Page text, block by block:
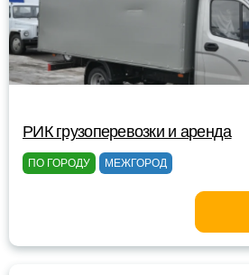
РИК грузоперевозки и аренда
ПО ГОРОДУ МЕЖГОРОД